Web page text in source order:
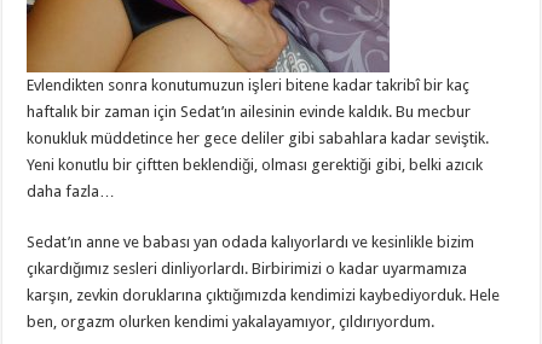
Evlendikten sonra konutumuzun işleri bitene kadar takribî bir kaç
haftalık bir zaman için Sedat’ın ailesinin evinde kaldık. Bu mecbur
konukluk müddetince her gece deliler gibi sabahlara kadar seviştik.
Yeni konutlu bir çiftten beklendiği, olması gerektiği gibi, belki azıcık
daha fazla…
Sedat’ın anne ve babası yan odada kalıyorlardı ve kesinlikle bizim
çıkardığımız sesleri dinliyorlardı. Birbirimizi o kadar uyarmamıza
karşın, zevkin doruklarına çıktığımızda kendimizi kaybediyorduk. Hele
ben, orgazm olurken kendimi yakalayamıyor, çıldırıyordum.